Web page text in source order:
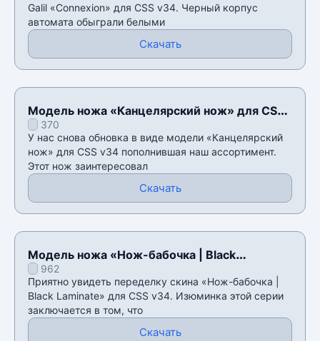
Galil «Connexion» для CSS v34. Черный корпус
автомата обыграли белыми
Скачать
Модель ножа «Канцелярский нож» для CSS
v34370
У нас снова обновка в виде модели «Канцелярский
нож» для CSS v34 пополнившая наш ассортимент.
Этот нож заинтересовал
Скачать
Модель ножа «Нож-бабочка | Black
Laminate» для CSS v34
962
Приятно увидеть переделку скина «Нож-бабочка |
Black Laminate» для CSS v34. Изюминка этой серии
заключается в том, что
Скачать